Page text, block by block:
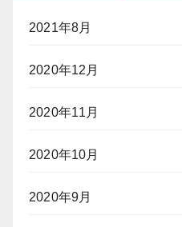
2021年8月
2020年12月
2020年11月
2020年10月
2020年9月